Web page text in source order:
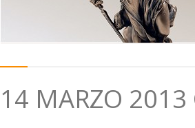
14 MARZO 2013